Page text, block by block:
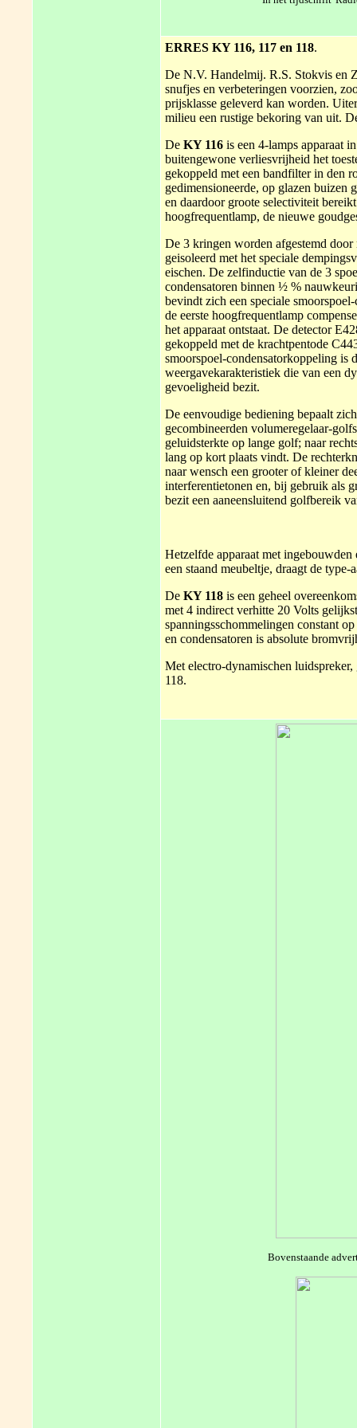
ERRES KY 116, 117 en 118.
De N.V. Handelmij. R.S. Stokvis en
snufjes en verbeteringen voorzien,
prijsklasse geleverd kan worden.
milieu een rustige bekoring van uit.
De KY 116 is een 4-lamps apparaat
buitengewone verliesvrijheid het
gekoppeld met een bandfilter in den
gedimensioneerde, op glazen buizen
en daardoor groote selectiviteit
hoogfrequentlamp, de nieuwe
De 3 kringen worden afgestemd door
geisoleerd met het speciale
eischen. De zelfinductie van de 3
condensatoren binnen ½ %
bevindt zich een speciale
de eerste hoogfrequentlamp
het apparaat ontstaat. De detector
gekoppeld met de krachtpentode
smoorspoel-condensatorkoppeling is
weergavekarakteristiek die van een
gevoeligheid bezit.
De eenvoudige bediening bepaalt
gecombineerden volumeregelaar-
geluidsterkte op lange golf; naar
lang op kort plaats vindt. De
naar wensch een grooter of kleiner
interferentietonen en, bij gebruik als
bezit een aaneensluitend golfbereik
Hetzelfde apparaat met
een staand meubeltje, draagt de
De KY 118 is een geheel
met 4 indirect verhitte 20 Volts
spanningsschommelingen constant
en condensatoren is absolute
Met electro-dynamischen
118.
Bovenstaande